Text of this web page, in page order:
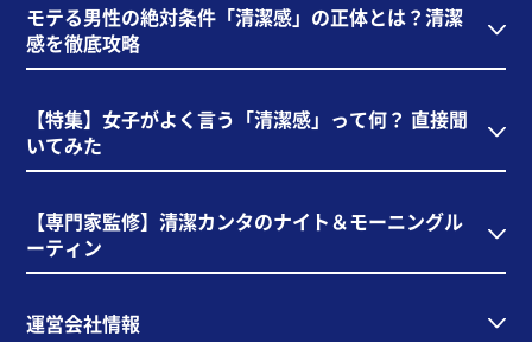
モテる男性の絶対条件「清潔感」の正体とは？清潔
感を徹底攻略
【特集】女子がよく言う「清潔感」って何？ 直接聞
いてみた
【専門家監修】清潔カンタのナイト＆モーニングル
ーティン
運営会社情報